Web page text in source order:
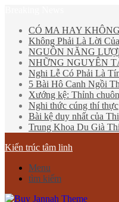
CÓ MA HAY KHÔNG
Không Phải Là Lời
NGUỒN NĂNG
NHỮNG NGUYÊN
Nghi Lễ Có Phải Là
5 Bài Hô Canh Ngồi
Xướng kệ: Thỉnh
Nghi thức cúng thí thực
Bài kệ duy nhất của
Trung Khoa Du Già
Kiến trúc tâm linh
Menu
tìm kiếm